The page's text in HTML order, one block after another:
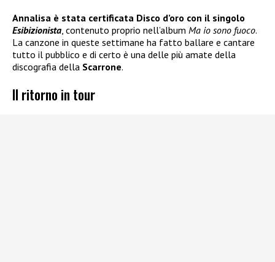
Annalisa è stata certificata Disco d’oro con il singolo
Esibizionista, contenuto proprio nell’album Ma io sono fuoco.
La canzone in queste settimane ha fatto ballare e cantare
tutto il pubblico e di certo è una delle più amate della
discografia della Scarrone.
Il ritorno in tour